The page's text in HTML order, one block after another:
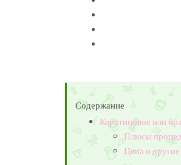
Содержание
Кератиновое или
Плюсы
Цена и